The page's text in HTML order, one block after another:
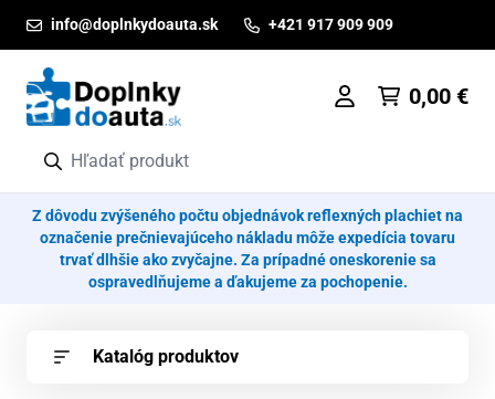
info@doplnkydoauta.sk +421 917 909 909
0,00 €
Z dôvodu zvýšeného počtu objednávok reflexných plachiet na
označenie prečnievajúceho nákladu môže expedícia tovaru
trvať dlhšie ako zvyčajne. Za prípadné oneskorenie sa
ospravedlňujeme a ďakujeme za pochopenie.
Katalóg produktov